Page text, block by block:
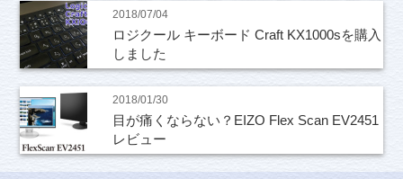
2018/07/04
ロジクール キーボード Craft KX1000sを購入
しました
2018/01/30
目が痛くならない？EIZO Flex Scan EV2451
レビュー